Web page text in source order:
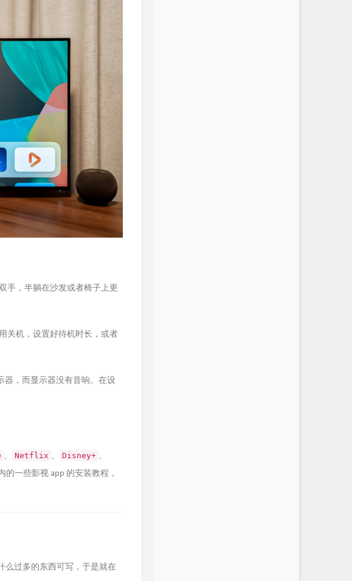
手，半躺在沙发或者椅子上更
关机，设置好待机时长，或者
器，而显示器没有音响。在设
、 Netflix 、 Disney+ 、
一些影视 app 的安装教程，
么过多的东西可写，于是就在